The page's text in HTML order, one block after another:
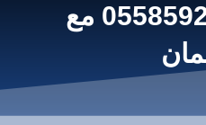
بالدرب 0558592765 مع